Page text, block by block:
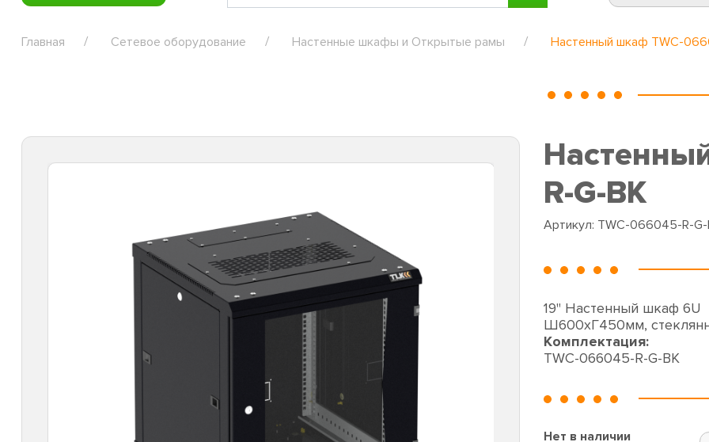
Главная Сетевое оборудование Настенные шкафы и Открытые рамы Настенный шкаф TWC-
R-G-BK
Артикул: TWC-066045-R-G-
19" Настенный шкаф 6U
Ш600хГ450мм,
Комплектация:
TWC-066045-R-G-BK
Нет в наличии